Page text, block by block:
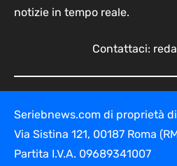
notizie in tempo reale.
Contattaci:
Seriebnews.com di proprietà di
Via Sistina 121, 00187 Roma
Partita I.V.A. 09689341007